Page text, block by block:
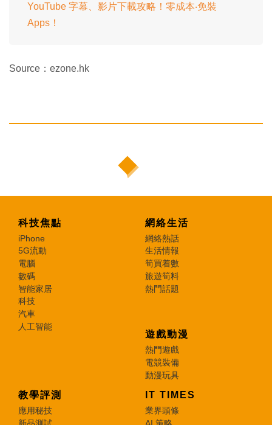
YouTube 字幕、影片下載攻略！零成本‧免裝
Apps！
Source：ezone.hk
科技焦點
iPhone
5G流動
電腦
數碼
智能家居
科技
汽車
人工智能
網絡生活
網絡熱話
生活情報
筍買着數
旅遊筍料
熱門話題
遊戲動漫
熱門遊戲
電競裝備
動漫玩具
教學評測
應用秘技
IT TIMES
業界頭條